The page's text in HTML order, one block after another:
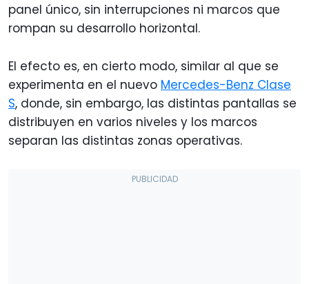
panel único, sin interrupciones ni marcos que
rompan su desarrollo horizontal.
El efecto es, en cierto modo, similar al que se
experimenta en el nuevo Mercedes-Benz Clase
S, donde, sin embargo, las distintas pantallas se
distribuyen en varios niveles y los marcos
separan las distintas zonas operativas.